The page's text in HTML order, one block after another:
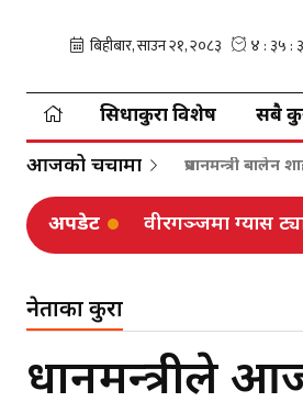
सिधाकुरा विशेष सबै
आजको चर्चामा प्रधानमन्त्री बालेन
अपडेट वीरगञ्जमा ग्यास
नेताका कुरा